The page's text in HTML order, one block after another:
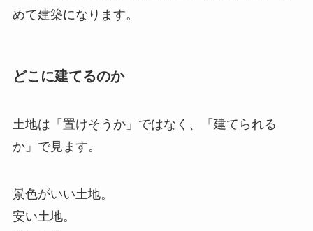
めて建築になります。
どこに建てるのか
土地は「置けそうか」ではなく、「建てられる
か」で見ます。
景色がいい土地。
安い土地。